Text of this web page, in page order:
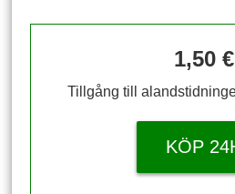
1,50 €
Tillgång till
KÖP